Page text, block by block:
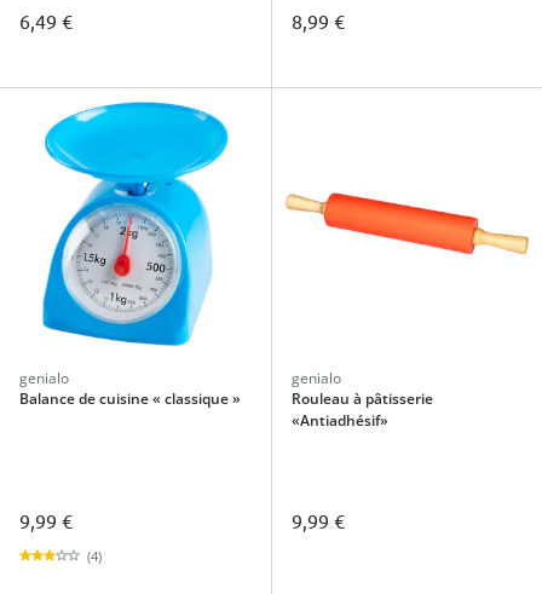
6,49 € 8,99 €
genialo
Balance de cuisine « classique »
9,99 €
(4)
genialo
Rouleau à pâtisserie
«Antiadhésif»
9,99 €